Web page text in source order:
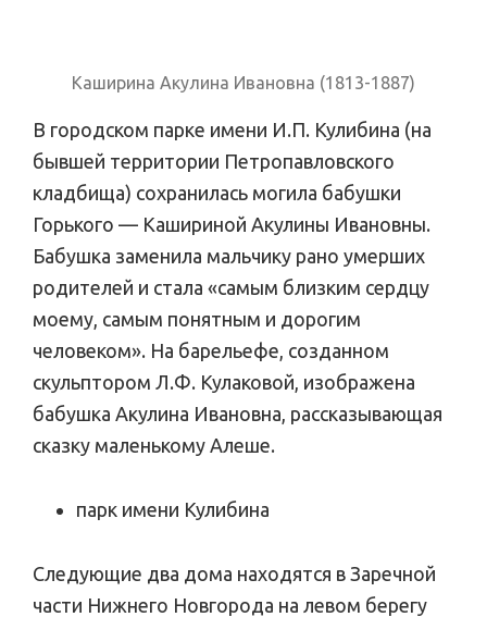
Каширина Акулина Ивановна (1813-1887)
В городском парке имени И.П. Кулибина (на
бывшей территории Петропавловского
кладбища) сохранилась могила бабушки
Горького — Кашириной Акулины Ивановны.
Бабушка заменила мальчику рано умерших
родителей и стала «самым близким сердцу
моему, самым понятным и дорогим
человеком». На барельефе, созданном
скульптором Л.Ф. Кулаковой, изображена
бабушка Акулина Ивановна, рассказывающая
сказку маленькому Алеше.
парк имени Кулибина
Следующие два дома находятся в Заречной
части Нижнего Новгорода на левом берегу